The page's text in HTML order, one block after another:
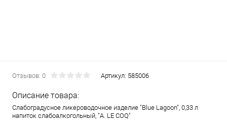
Отзывов: 0 Артикул: 585006
Описание товара:
Слабоградусное ликероводочное изделие "Blue Lagoon", 0,33 л
напиток слабоалкогольный, "A. LE COQ"